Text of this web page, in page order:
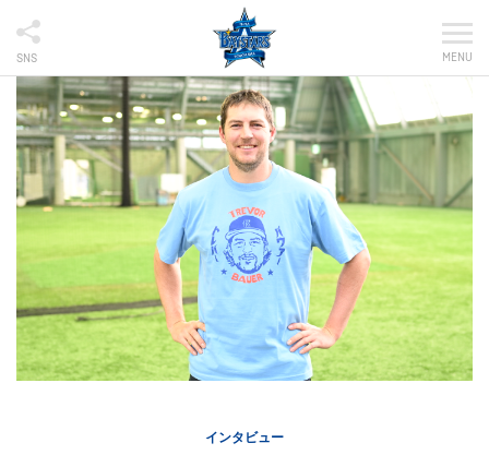
SNS MENU
インタビュー